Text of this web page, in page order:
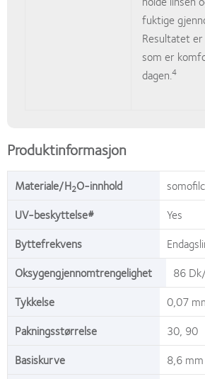
fuktige
Resultatet
som er
dagen.4
Produktinformasjon
Materiale/H2O-innhold
UV-beskyttelse#
Yes
Byttefrekvens
Oksygengjennomtrengelighet
86
Tykkelse
0,07
Pakningsstørrelse
30, 90
Basiskurve
8,6 mm